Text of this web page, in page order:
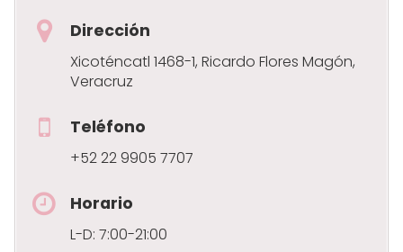
Dirección
Xicoténcatl 1468-1, Ricardo Flores Magón,
Veracruz
Teléfono
+52 22 9905 7707
Horario
L-D: 7:00-21:00